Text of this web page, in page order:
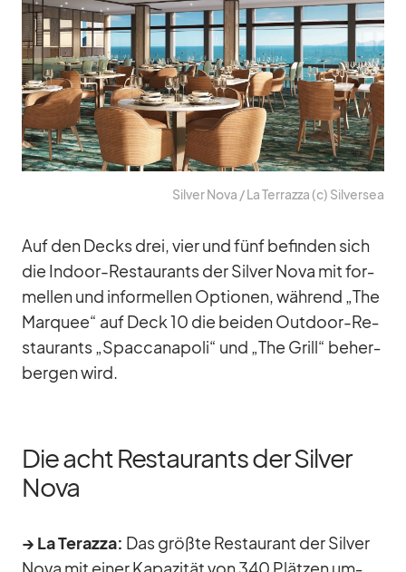
Sil­ver Nova /​ La Ter­razza (c) Sil­ver­sea
Auf den Decks drei, vier und fünf be­fin­den sich
die In­door-Re­stau­rants der Sil­ver Nova mit for­
mel­len und in­for­mel­len Op­tio­nen, wäh­rend „The
Mar­quee“ auf Deck 10 die bei­den Out­door-Re­
stau­rants „Spac­ca­na­poli“ und „The Grill“ be­her­
ber­gen wird.
Die acht Restaurants der Silver
Nova
→ La Te­razza: Das größte Re­stau­rant der Sil­ver